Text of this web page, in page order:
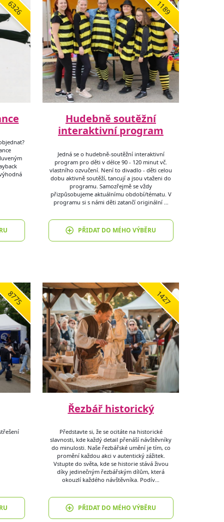
6326 1189
Hudebně soutěžní
interaktivní program
Jedná se o hudebně-soutěžní interaktivní
program pro děti v délce 90 - 120 minut vč.
vlastního ozvučení. Není to divadlo - děti celou
dobu aktivně soutěží, tancují a jsou vtaženi do
programu. Samozřejmě se vždy
přizpůsobujeme aktuálnímu období/tématu. V
programu si s námi děti zatančí originální …
PŘIDAT DO MÉHO VÝBĚRU
8775 1427
Řezbář historický
Představte si, že se ocitáte na historické
slavnosti, kde každý detail přenáší návštěvníky
do minulosti. Naše řezbářské umění je tím, co
promění každou akci v autentický zážitek.
Vstupte do světa, kde se historie stává živou
díky jedinečným řezbářským dílům, která
okouzlí každého návštěvníka. Podív…
PŘIDAT DO MÉHO VÝBĚRU